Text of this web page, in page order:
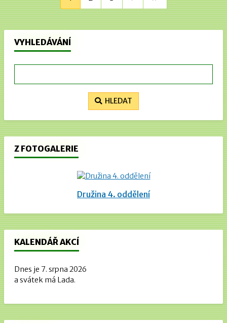
VYHLEDÁVÁNÍ
HLEDAT
Z FOTOGALERIE
Družina 4. oddělení
KALENDÁŘ AKCÍ
Dnes je 7. srpna 2026
a svátek má Lada.